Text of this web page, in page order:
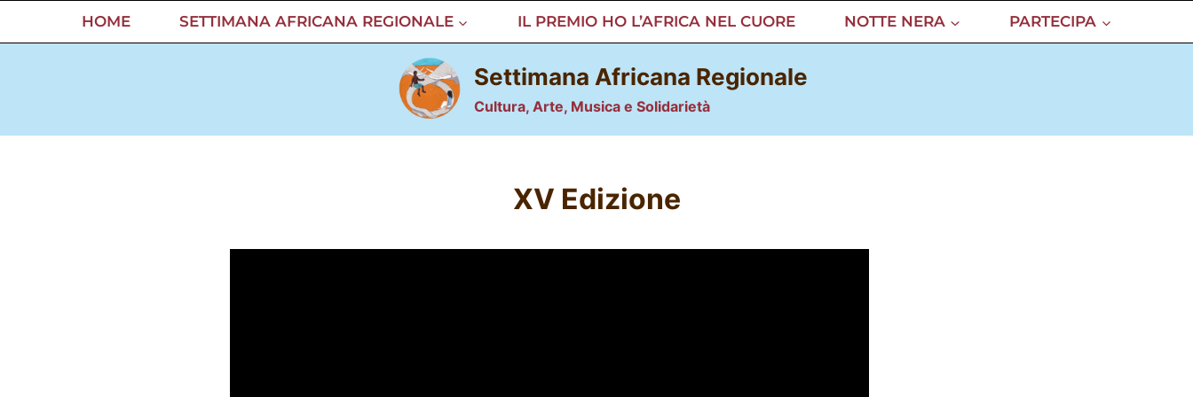
HOME SETTIMANA AFRICANA REGIONALE IL PREMIO HO L’AFRICA NEL CUORE NOTTE NERA PARTECIPA
Settimana Africana Regionale
Cultura, Arte, Musica e Solidarietà
XV Edizione